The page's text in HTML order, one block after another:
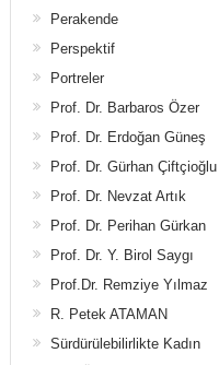
Perakende
Perspektif
Portreler
Prof. Dr. Barbaros Özer
Prof. Dr. Erdoğan Güneş
Prof. Dr. Gürhan Çiftçioğlu
Prof. Dr. Nevzat Artık
Prof. Dr. Perihan Gürkan
Prof. Dr. Y. Birol Saygı
Prof.Dr. Remziye Yılmaz
R. Petek ATAMAN
Sürdürülebilirlikte Kadın